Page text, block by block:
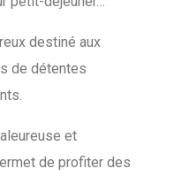
destiné aux
de détentes
et
de profiter des